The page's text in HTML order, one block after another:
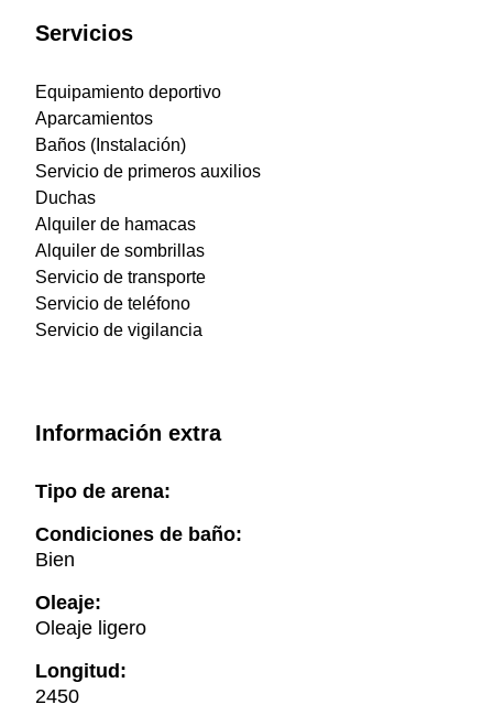
Servicios
Equipamiento deportivo
Aparcamientos
Baños (Instalación)
Servicio de primeros auxilios
Duchas
Alquiler de hamacas
Alquiler de sombrillas
Servicio de transporte
Servicio de teléfono
Servicio de vigilancia
Información extra
Tipo de arena:
Condiciones de baño:
Bien
Oleaje:
Oleaje ligero
Longitud:
2450